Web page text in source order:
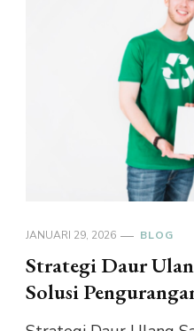
JANUARI 29, 2026 BLOG
Strategi Daur
Solusi